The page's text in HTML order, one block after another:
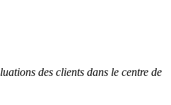
des clients dans le centre de